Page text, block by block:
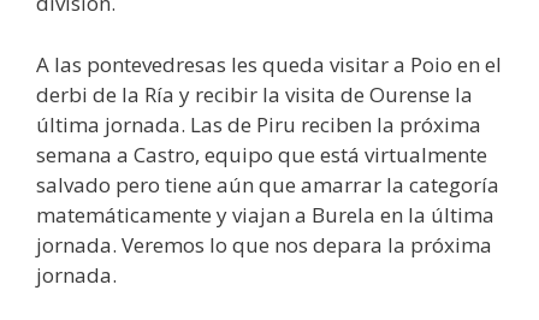
A las pontevedresas les queda visitar a Poio en el
derbi de la Ría y recibir la visita de Ourense la
última jornada. Las de Piru reciben la próxima
semana a Castro, equipo que está virtualmente
salvado pero tiene aún que amarrar la categoría
matemáticamente y viajan a Burela en la última
jornada. Veremos lo que nos depara la próxima
jornada.